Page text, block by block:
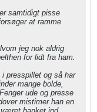
samtidigt pisse
at ramme
jeg nok aldrig
for lidt fra ham.
presspillet og så har
mange bolde,
ude og presse
mistimer han en